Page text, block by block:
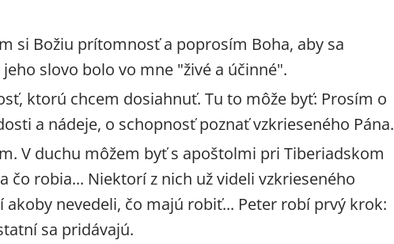
si Božiu prítomnosť a poprosím Boha, aby sa
slovo bolo vo mne "živé a účinné".
ktorú chcem dosiahnuť. Tu to môže byť: Prosím o
a nádeje, o schopnosť poznať vzkrieseného Pána.
V duchu môžem byť s apoštolmi pri Tiberiadskom
čo robia... Niektorí z nich už videli vzkrieseného
akoby nevedeli, čo majú robiť... Peter robí prvý krok:
sa pridávajú.